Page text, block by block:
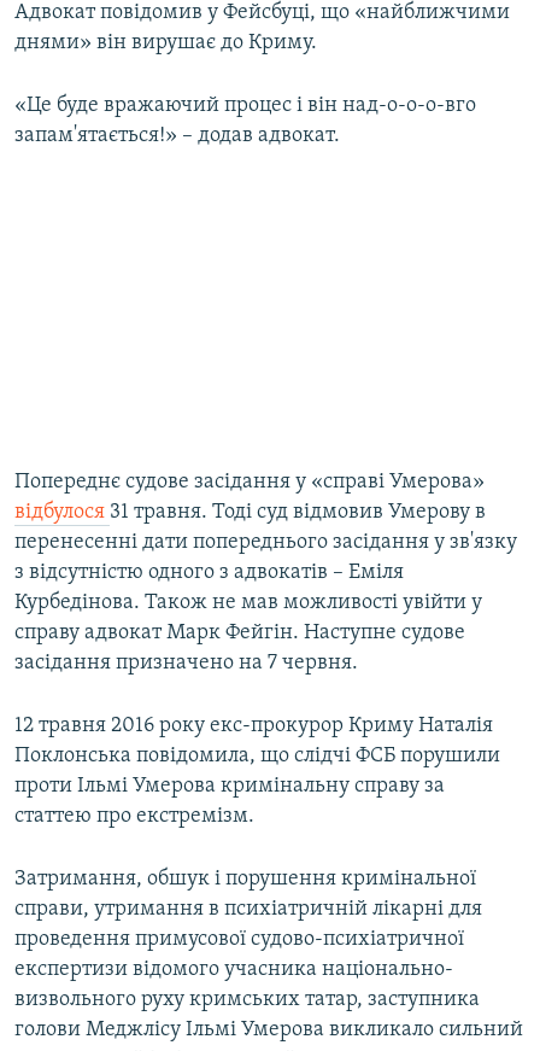
Адвокат повідомив у Фейсбуці, що «найближчими
днями» він вирушає до Криму.
«Це буде вражаючий процес і він над-о-о-о-вго
запам'ятається!» – додав адвокат.
Попереднє судове засідання у «справі Умерова»
відбулося 31 травня. Тоді суд відмовив Умерову в
перенесенні дати попереднього засідання у зв'язку
з відсутністю одного з адвокатів – Еміля
Курбедінова. Також не мав можливості увійти у
справу адвокат Марк Фейгін. Наступне судове
засідання призначено на 7 червня.
12 травня 2016 року екс-прокурор Криму Наталія
Поклонська повідомила, що слідчі ФСБ порушили
проти Ільмі Умерова кримінальну справу за
статтею про екстремізм.
Затримання, обшук і порушення кримінальної
справи, утримання в психіатричній лікарні для
проведення примусової судово-психіатричної
експертизи відомого учасника національно-
визвольного руху кримських татар, заступника
голови Меджлісу Ільмі Умерова викликало сильний